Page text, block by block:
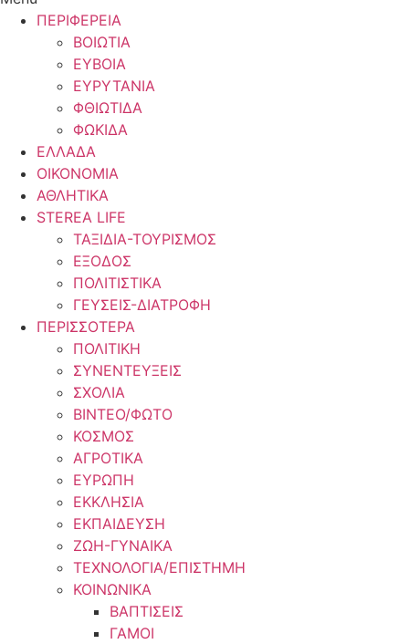
ΠΕΡΙΦΕΡΕΙΑ
ΒΟΙΩΤΙΑ
ΕΥΒΟΙΑ
ΕΥΡΥΤΑΝΙΑ
ΦΘΙΩΤΙΔΑ
ΦΩΚΙΔΑ
ΕΛΛΑΔΑ
ΟΙΚΟΝΟΜΙΑ
ΑΘΛΗΤΙΚΑ
STEREA LIFE
ΤΑΞΙΔΙΑ-ΤΟΥΡΙΣΜΟΣ
ΕΞΟΔΟΣ
ΠΟΛΙΤΙΣΤΙΚΑ
ΓΕΥΣΕΙΣ-ΔΙΑΤΡΟΦΗ
ΠΕΡΙΣΣΟΤΕΡΑ
ΠΟΛΙΤΙΚΗ
ΣΥΝΕΝΤΕΥΞΕΙΣ
ΣΧΟΛΙΑ
ΒΙΝΤΕΟ/ΦΩΤΟ
ΚΟΣΜΟΣ
ΑΓΡΟΤΙΚΑ
ΕΥΡΩΠΗ
ΕΚΚΛΗΣΙΑ
ΕΚΠΑΙΔΕΥΣΗ
ΖΩΗ-ΓΥΝΑΙΚΑ
ΤΕΧΝΟΛΟΓΙΑ/ΕΠΙΣΤΗΜΗ
ΚΟΙΝΩΝΙΚΑ
ΒΑΠΤΙΣΕΙΣ
ΓΑΜΟΙ